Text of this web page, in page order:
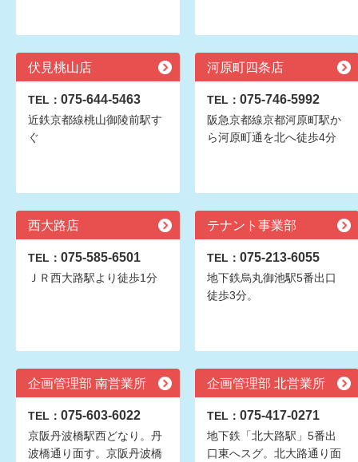
伏見桃山店
TEL： 075-644-5463
近鉄京都線桃山御陵前駅す
ぐ
河原町四条店
TEL： 075-746-5992
阪急京都線京都河原町駅か
ら河原町通を北へ徒歩4分
西大路店
TEL： 075-585-6501
ＪＲ西大路駅より徒歩1分
テナント事業部
TEL： 075-213-6055
地下鉄烏丸御池駅5番出口
徒歩3分。
企画管理部 南営業所
TEL： 075-603-6022
京阪丹波橋駅西どなり。丹
波橋通り面す。京阪丹波橋
企画管理部 北営業所
TEL： 075-417-0271
地下鉄「北大路駅」5番出
口東へスグ。北大路通り面